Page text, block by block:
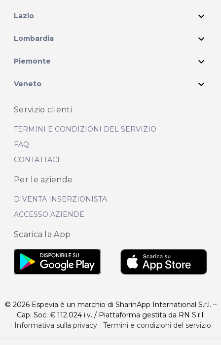
Lazio expand_more
Lombardia expand_more
Piemonte expand_more
Veneto expand_more
Servizio clienti
TERMINI E CONDIZIONI DEL SERVIZIO
FAQ
CONTATTACI
Per le aziende
DIVENTA INSERZIONISTA
ACCESSO AZIENDE
Scarica la App
© 2026 Espevia è un marchio di SharinApp International S.r.l. –
Cap. Soc. € 112.024 i.v. / Piattaforma gestita da RN S.r.l.
· Informativa sulla privacy· Termini e condizioni del servizio